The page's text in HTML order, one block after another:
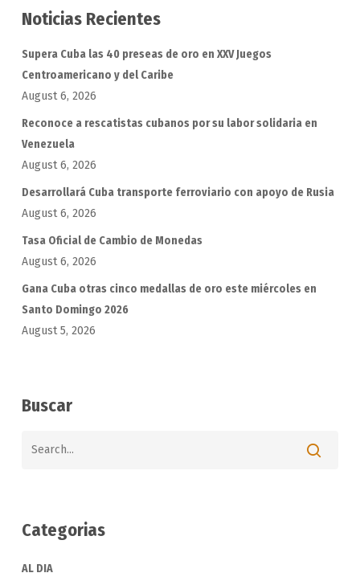
Noticias Recientes
Supera Cuba las 40 preseas de oro en XXV Juegos
Centroamericano y del Caribe
August 6, 2026
Reconoce a rescatistas cubanos por su labor solidaria en
Venezuela
August 6, 2026
Desarrollará Cuba transporte ferroviario con apoyo de Rusia
August 6, 2026
Tasa Oficial de Cambio de Monedas
August 6, 2026
Gana Cuba otras cinco medallas de oro este miércoles en
Santo Domingo 2026
August 5, 2026
Buscar
Categorias
AL DIA